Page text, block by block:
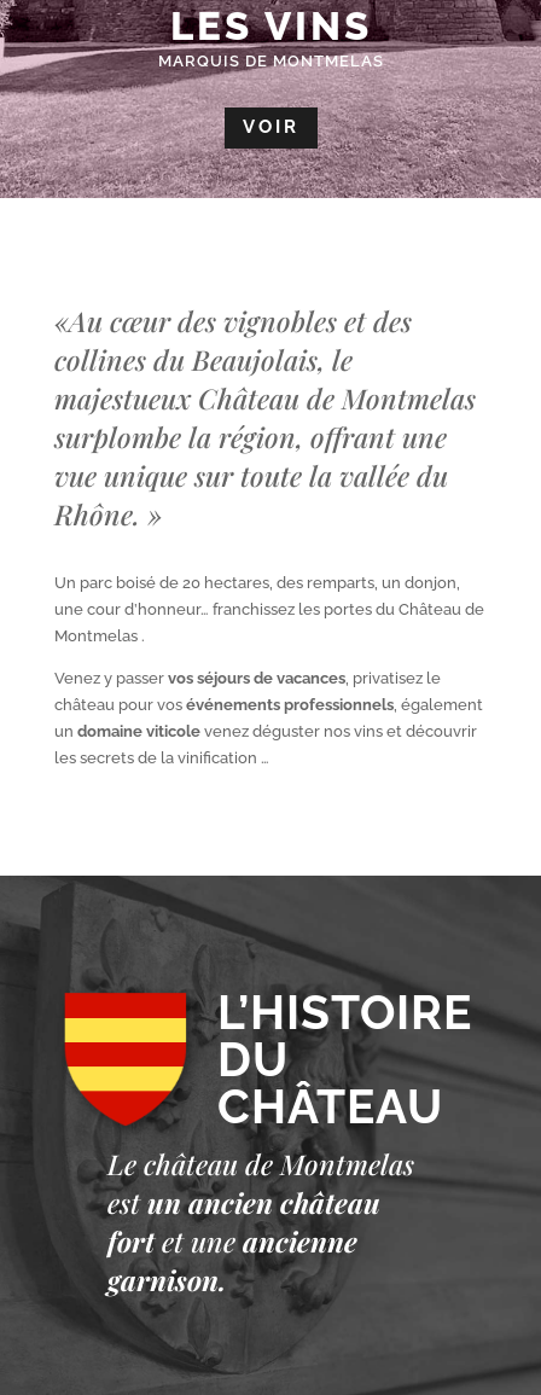
LES VINS
MARQUIS DE MONTMELAS
VOIR
«Au cœur des vignobles et des
collines du Beaujolais, le
majestueux Château de Montmelas
surplombe la région, offrant une
vue unique sur toute la vallée du
Rhône. »
Un parc boisé de 20 hectares, des remparts, un donjon,
une cour d’honneur… franchissez les portes du Château de
Montmelas .
Venez y passer vos séjours de vacances, privatisez le
château pour vos événements professionnels, également
un domaine viticolevenez déguster nos vins et découvrir
les secrets de la vinification …
L’HISTOIRE
DU
CHÂTEAU
Le château de Montmelas
est un ancien château
fort et une ancienne
garnison.